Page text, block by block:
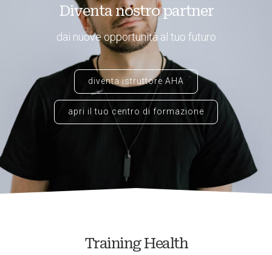
Diventa nostro partner
dai nuove opportunità al tuo futuro
diventa istruttore AHA
apri il tuo centro di formazione
Training Health